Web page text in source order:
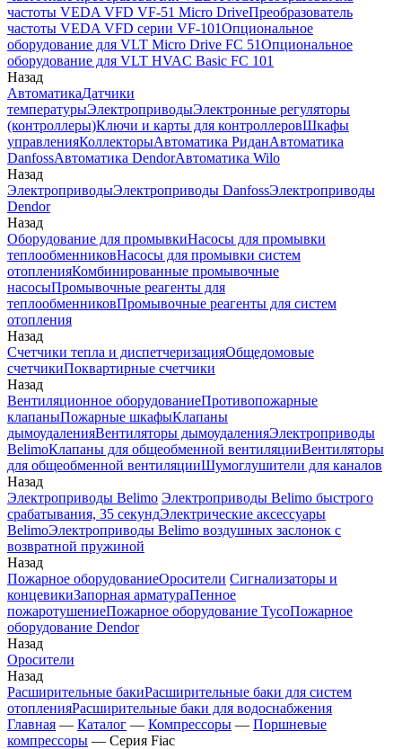
частоты VEDA VFD VF-51 Micro DriveПреобразователь
частоты VEDA VFD серии VF-101Опциональное
оборудование для VLT Micro Drive FC 51Опциональное
оборудование для VLT HVAC Basic FC 101
Назад
АвтоматикаДатчики
температурыЭлектроприводыЭлектронные регуляторы
(контроллеры)Ключи и карты для контроллеровШкафы
управленияКоллекторыАвтоматика РиданАвтоматика
DanfossАвтоматика DendorАвтоматика Wilo
Назад
ЭлектроприводыЭлектроприводы DanfossЭлектроприводы
Dendor
Назад
Оборудование для промывкиНасосы для промывки
теплообменниковНасосы для промывки систем
отопленияКомбинированные промывочные
насосыПромывочные реагенты для
теплообменниковПромывочные реагенты для систем
отопления
Назад
Счетчики тепла и диспетчеризацияОбщедомовые
счетчикиПоквартирные счетчики
Назад
Вентиляционное оборудованиеПротивопожарные
клапаныПожарные шкафыКлапаны
дымоудаленияВентиляторы дымоудаленияЭлектроприводы
BelimoКлапаны для общеобменной вентиляцииВентиляторы
для общеобменной вентиляцииШумоглушители для каналов
Назад
Электроприводы Belimo Электроприводы Belimo быстрого
срабатывания, 35 секундЭлектрические аксессуары
BelimoЭлектроприводы Belimo воздушных заслонок c
возвратной пружиной
Назад
Пожарное оборудованиеОросители Сигнализаторы и
концевикиЗапорная арматураПенное
пожаротушениеПожарное оборудование TycoПожарное
оборудование Dendor
Назад
Оросители
Назад
Расширительные бакиРасширительные баки для систем
отопленияРасширительные баки для водоснабжения
Главная — Каталог — Компрессоры — Поршневые
компрессоры — Серия Fiac